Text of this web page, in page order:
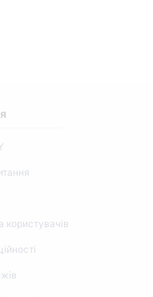
користувачів